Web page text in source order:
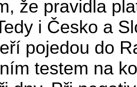
že pravidla
i Česko a
pojedou do
testem na